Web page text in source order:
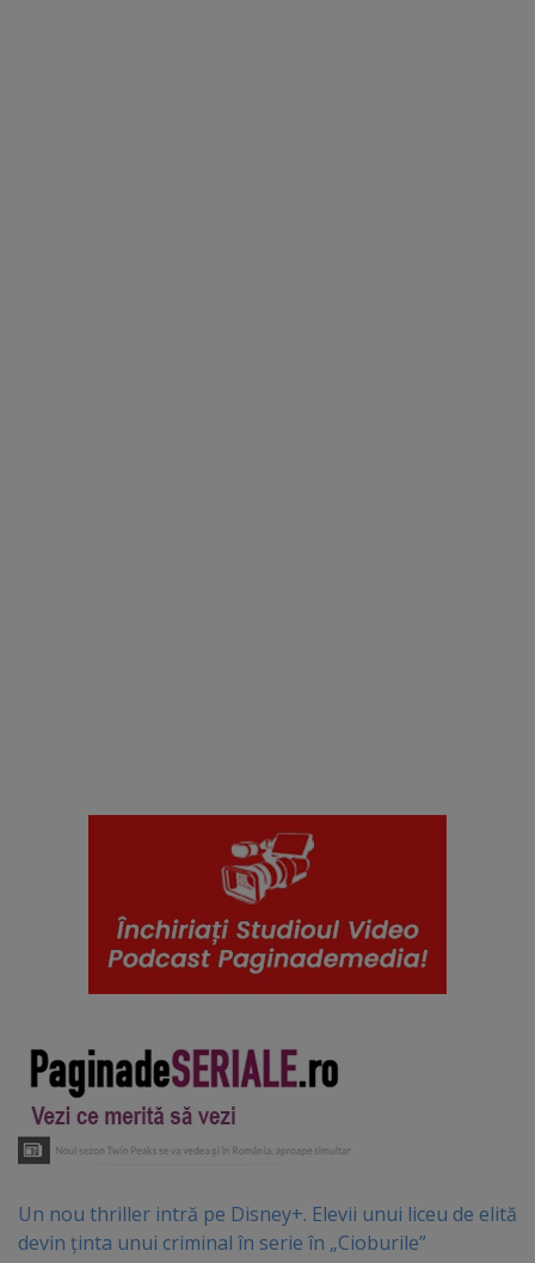
Un nou thriller intră pe Disney+. Elevii unui liceu de elită
devin ținta unui criminal în serie în „Cioburile”